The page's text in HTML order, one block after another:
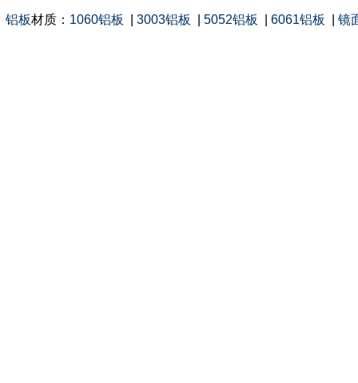
铝板材质： 1060铝板 3003铝板 5052铝板 6061铝板 镜